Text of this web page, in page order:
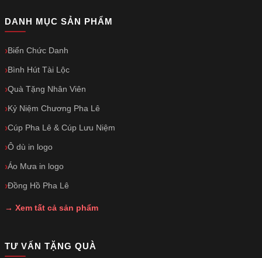
DANH MỤC SẢN PHẨM
Biển Chức Danh
Bình Hút Tài Lộc
Quà Tặng Nhân Viên
Kỷ Niệm Chương Pha Lê
Cúp Pha Lê & Cúp Lưu Niệm
Ô dù in logo
Áo Mưa in logo
Đồng Hồ Pha Lê
→ Xem tất cả sản phẩm
TƯ VẤN TẶNG QUÀ